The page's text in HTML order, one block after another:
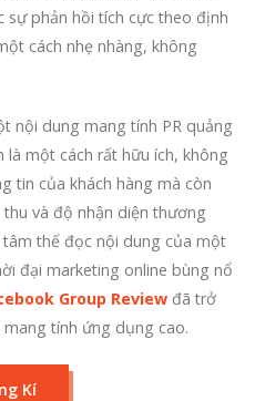
phản hồi tích cực theo định
cách nhẹ nhàng, không
nội dung mang tính PR quảng
là một cách rất hữu ích, không
tin của khách hàng mà còn
và độ nhận diện thương
thế đọc nội dung của một
đại marketing online bùng nổ
Group Review đã trở
tính ứng dụng cao.
Kí